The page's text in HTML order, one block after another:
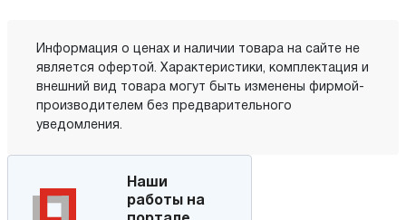
Информация о ценах и наличии товара на сайте не
является офертой. Характеристики, комплектация и
внешний вид товара могут быть изменены фирмой-
производителем без предварительного
уведомления.
Наши
работы на